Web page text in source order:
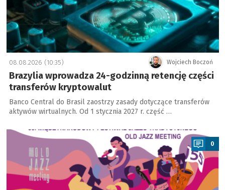
Wojciech Boczoń
08.08.2026 (10:35)
Brazylia wprowadza 24-godzinną retencję części
transferów kryptowalut
Banco Central do Brasil zaostrzy zasady dotyczące transferów
aktywów wirtualnych. Od 1 stycznia 2027 r. część …
a
0